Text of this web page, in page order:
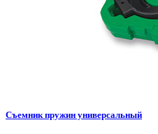
Съемник пружин универсальный